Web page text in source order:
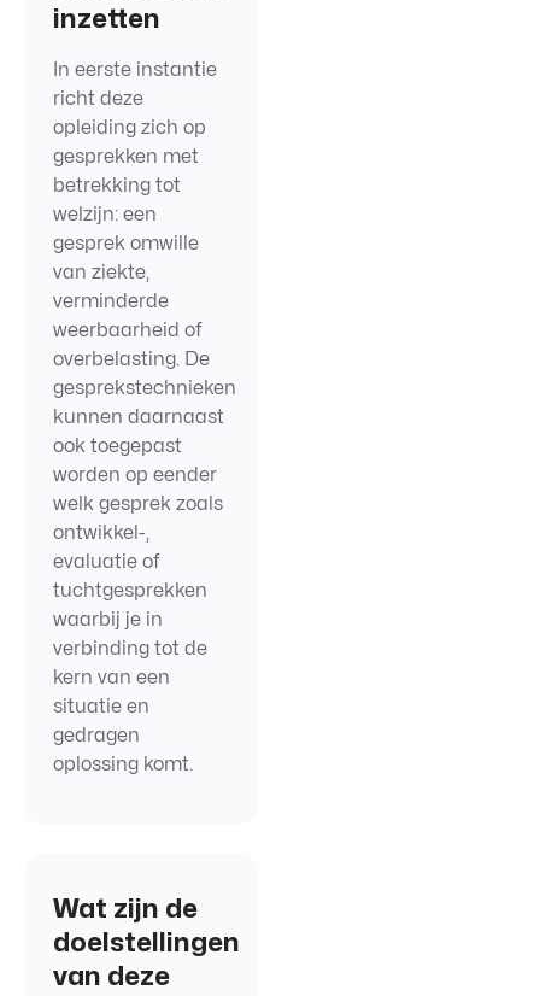
inzetten
In eerste instantie
richt deze
opleiding zich op
gesprekken met
betrekking tot
welzijn: een
gesprek omwille
van ziekte,
verminderde
weerbaarheid of
overbelasting. De
gesprekstechnieken
kunnen daarnaast
ook toegepast
worden op eender
welk gesprek zoals
ontwikkel-,
evaluatie of
tuchtgesprekken
waarbij je in
verbinding tot de
kern van een
situatie en
gedragen
oplossing komt.
Wat zijn de
doelstellingen
van deze